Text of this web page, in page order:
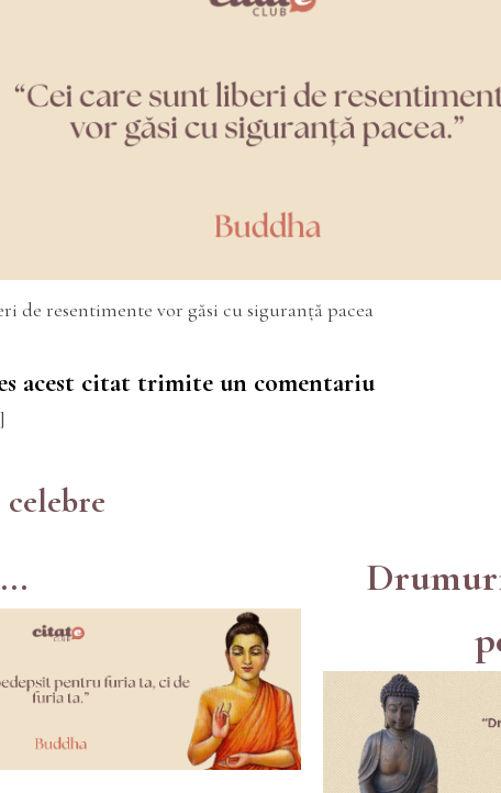
de resentimente vor găsi cu siguranță pacea
acest citat trimite un comentariu